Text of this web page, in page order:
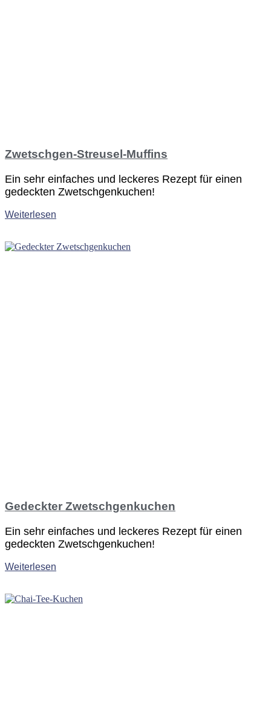
Zwetschgen-Streusel-Muffins
Ein sehr einfaches und leckeres Rezept für einen
gedeckten Zwetschgenkuchen!
Weiterlesen
Gedeckter Zwetschgenkuchen
Ein sehr einfaches und leckeres Rezept für einen
gedeckten Zwetschgenkuchen!
Weiterlesen